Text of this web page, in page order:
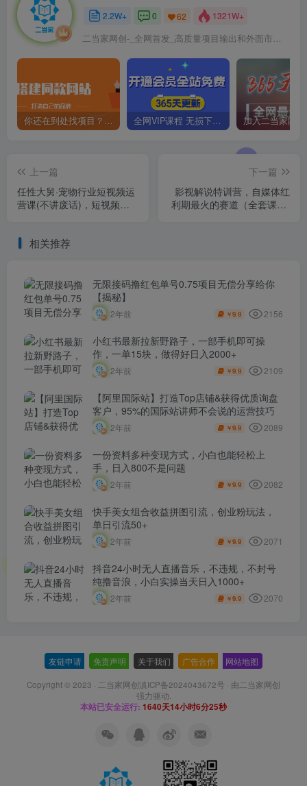
2.2W+ 0 62 1321W+
二当家网创-_全网首发_高质量项目输出和外面市场高价课程一模一样
你还在到处找项目？还在当韭菜？我靠卖项目一个月收入5万+，曾经我也是个失败者。 全网VIP课程 无损下载~
上一篇
任性大舅·宠物行业短视频运
营课(不讲废话)，短视频流
下一篇
影视解说特训营，自媒体红
利期最火的赛道（全套课程-
相关推荐
无限接码撸红包单号0.75项目无偿分享给你
【揭秘】
2年前 ￥9.9 2156
小红书最新拉新野路子，一部手机即可操
作，一单15块，做得好日入2000+
2年前 ￥9.9 2109
【阿里国际站】打造Top店铺&获得优质询盘
客户，​95%的国际站讲师不会说的运营技巧
2年前 ￥9.9 2089
一份资料多种变现方式，小白也能轻松上
手，日入800不是问题
2年前 ￥9.9 2082
快手美女组合收益拼图引流，创业粉玩法，
单日引流50+
2年前 ￥9.9 2071
抖音24小时无人直播音乐，不违规，不封号
纯撸音浪，小白实操当天日入1000+
2年前 ￥9.9 2070
友链申请 免责声明 关于我们 广告合作 网站地图
Copyright © 2023 · 二当家网创滇ICP备2024043672号 · 由二当家网创
强力驱动.
本站已安全运行: 1640天14小时6分26秒